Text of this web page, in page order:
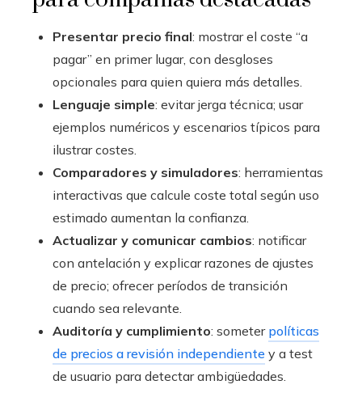
Presentar precio final: mostrar el coste “a
pagar” en primer lugar, con desgloses
opcionales para quien quiera más detalles.
Lenguaje simple: evitar jerga técnica; usar
ejemplos numéricos y escenarios típicos para
ilustrar costes.
Comparadores y simuladores: herramientas
interactivas que calcule coste total según uso
estimado aumentan la confianza.
Actualizar y comunicar cambios: notificar
con antelación y explicar razones de ajustes
de precio; ofrecer períodos de transición
cuando sea relevante.
Auditoría y cumplimiento: someter políticas
de precios a revisión independiente y a test
de usuario para detectar ambigüedades.